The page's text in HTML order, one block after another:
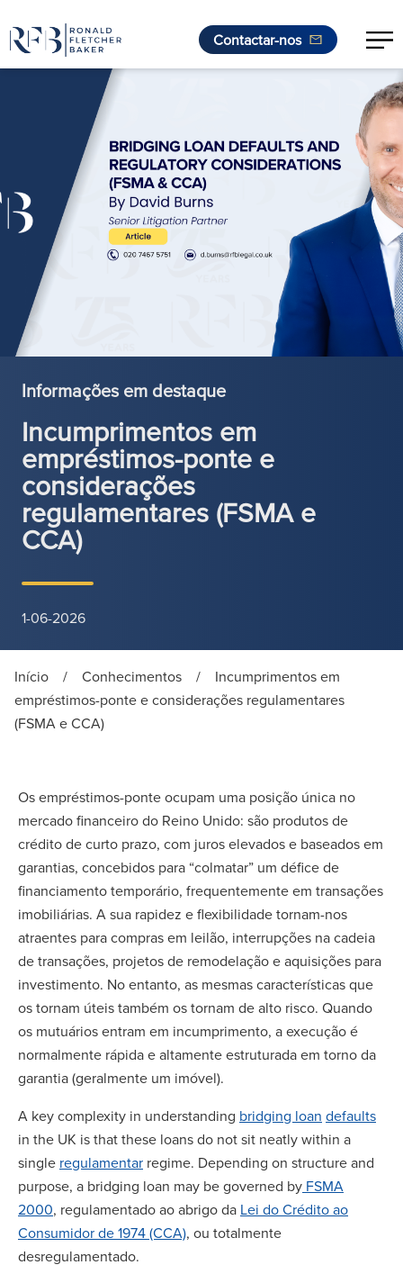
Saltar para o conteúdo
Contactar-nos
Informações em destaque
Incumprimentos em
empréstimos-ponte e
considerações
regulamentares (FSMA e
CCA)
1-06-2026
Início / Conhecimentos /
Incumprimentos em
empréstimos-ponte e considerações regulamentares
(FSMA e CCA)
Os empréstimos-ponte ocupam uma posição única no
mercado financeiro do Reino Unido: são produtos de
crédito de curto prazo, com juros elevados e baseados em
garantias, concebidos para “colmatar” um défice de
financiamento temporário, frequentemente em transações
imobiliárias. A sua rapidez e flexibilidade tornam-nos
atraentes para compras em leilão, interrupções na cadeia
de transações, projetos de remodelação e aquisições para
investimento. No entanto, as mesmas características que
os tornam úteis também os tornam de alto risco. Quando
os mutuários entram em incumprimento, a execução é
normalmente rápida e altamente estruturada em torno da
garantia (geralmente um imóvel).
A key complexity in understanding bridging loan defaults
in the UK is that these loans do not sit neatly within a
single regulamentar regime. Depending on structure and
purpose, a bridging loan may be governed by FSMA
2000, regulamentado ao abrigo da Lei do Crédito ao
Consumidor de 1974 (CCA), ou totalmente
desregulamentado.